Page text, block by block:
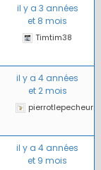
il y a 3 années
et 8 mois
Timtim38
il y a 4 années
et 2 mois
pierrotlepecheur
il y a 4 années
et 9 mois